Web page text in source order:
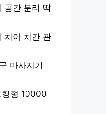
공간 분리 딱
치아 치간 관
마사지기
킹형 10000